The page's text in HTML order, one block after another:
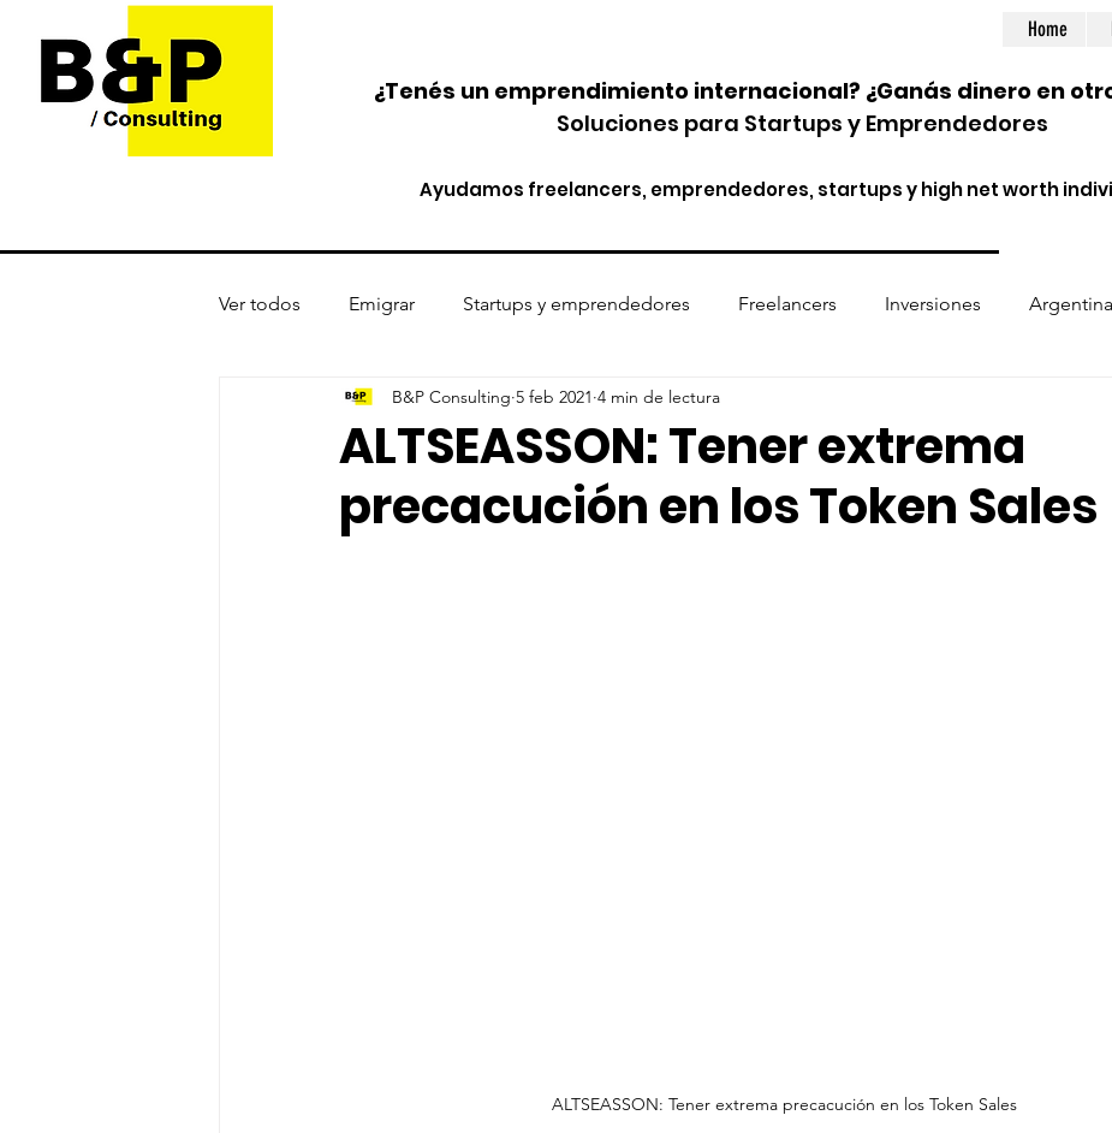
¿Tenés un emprendimiento internacional? ¿Ganás dinero en
Soluciones para Startups y Emprendedores
Ayudamos freelancers, emprendedores, startups y high net worth
Home
Ver todos Emigrar Startups y emprendedores Freelancers Inversiones Argentina
Protección de activos Criptomonedas Entidades financieras
ALTSEASSON: Tener extrema
precacución en los Token Sales
B&P Consulting 5 feb 2021 4 min de lectura
ALTSEASSON: Tener extrema precacución en los Token Sales